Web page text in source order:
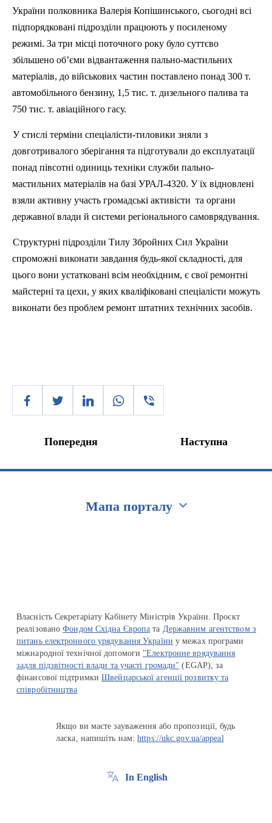
України полковника Валерія Копішинського, сьогодні всі
підпорядковані підрозділи працюють у посиленому
режимі. За три місці поточного року було суттєво
збільшено об’єми відвантаження пально-мастильних
матеріалів, до військових частин поставлено понад 300 т.
автомобільного бензину, 1,5 тис. т. дизельного палива та
750 тис. т. авіаційного гасу.
У стислі терміни спеціалісти-тиловики зняли з
довготривалого зберігання та підготували до експлуатації
понад півсотні одиниць техніки служби пально-
мастильних матеріалів на базі УРАЛ-4320. У їх відновлені
взяли активну участь громадські активісти та органи
державної влади й системи регіонального самоврядування.
Структурні підрозділи Тилу Збройних Сил України
спроможні виконати завдання будь-якої складності, для
цього вони устатковані всім необхідним, є свої ремонтні
майстерні та цехи, у яких кваліфіковані спеціалісти можуть
виконати без проблем ремонт штатних технічних засобів.
Попередня Наступна
Мапа порталу
Власність Секретаріату Кабінету Міністрів України. Проєкт
реалізованоФондом Східна Європа та Державним агентством з
питань електронного урядування України у межах програми
міжнародної технічної допомоги "Електронне врядування
задля підзвітності влади та участі громади" (EGAP), за
фінансової підтримкиШвейцарської агенції розвитку та
співробітництва
Якщо ви маєте зауваження або пропозиції, будь
ласка, напишіть нам:https://ukc.gov.ua/appeal
In English